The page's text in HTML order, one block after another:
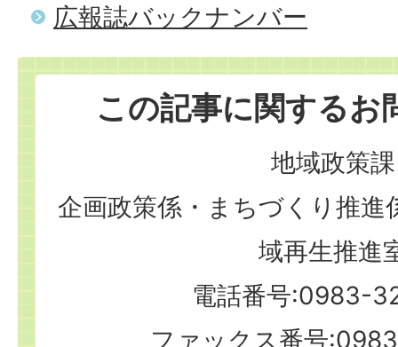
広報誌バックナンバー
この記事に関するお
地域政策課
企画政策係・まちづくり推進
域再生推進
電話番号:0983-
ファックス番号